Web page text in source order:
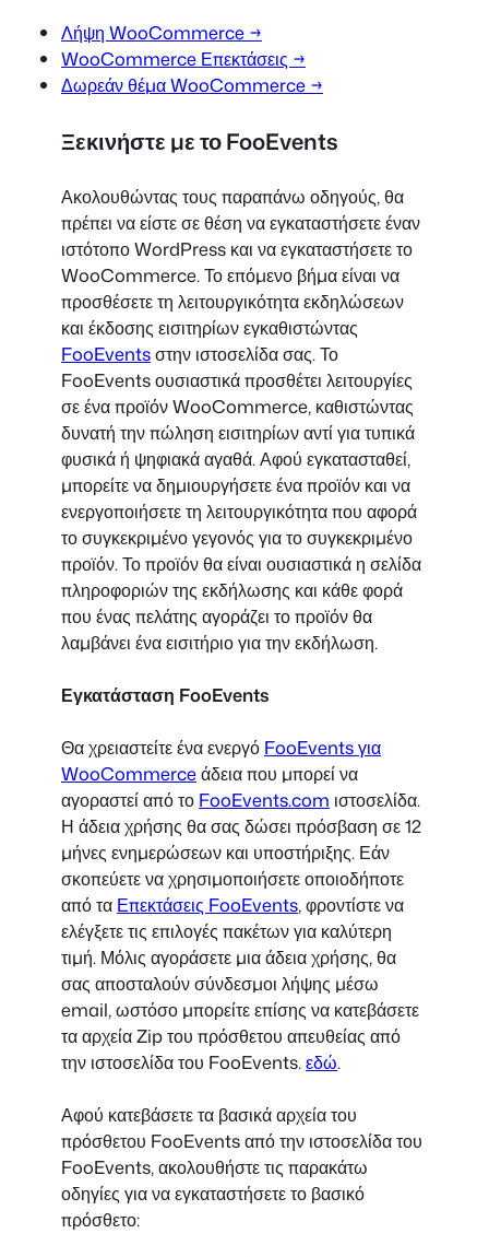
Λήψη WooCommerce →
WooCommerce Επεκτάσεις →
Δωρεάν θέμα WooCommerce →
Ξεκινήστε με το FooEvents
Ακολουθώντας τους παραπάνω οδηγούς, θα
πρέπει να είστε σε θέση να εγκαταστήσετε έναν
ιστότοπο WordPress και να εγκαταστήσετε το
WooCommerce. Το επόμενο βήμα είναι να
προσθέσετε τη λειτουργικότητα εκδηλώσεων
και έκδοσης εισιτηρίων εγκαθιστώντας
FooEventsστην ιστοσελίδα σας. Το
FooEvents ουσιαστικά προσθέτει λειτουργίες
σε ένα προϊόν WooCommerce, καθιστώντας
δυνατή την πώληση εισιτηρίων αντί για τυπικά
φυσικά ή ψηφιακά αγαθά. Αφού εγκατασταθεί,
μπορείτε να δημιουργήσετε ένα προϊόν και να
ενεργοποιήσετε τη λειτουργικότητα που αφορά
το συγκεκριμένο γεγονός για το συγκεκριμένο
προϊόν. Το προϊόν θα είναι ουσιαστικά η σελίδα
πληροφοριών της εκδήλωσης και κάθε φορά
που ένας πελάτης αγοράζει το προϊόν θα
λαμβάνει ένα εισιτήριο για την εκδήλωση.
Εγκατάσταση FooEvents
Θα χρειαστείτε ένα ενεργό FooEvents για
WooCommerceάδεια που μπορεί να
αγοραστεί από το FooEvents.com ιστοσελίδα.
Η άδεια χρήσης θα σας δώσει πρόσβαση σε 12
μήνες ενημερώσεων και υποστήριξης. Εάν
σκοπεύετε να χρησιμοποιήσετε οποιοδήποτε
από τα Επεκτάσεις FooEvents, φροντίστε να
ελέγξετε τις επιλογές πακέτων για καλύτερη
τιμή. Μόλις αγοράσετε μια άδεια χρήσης, θα
σας αποσταλούν σύνδεσμοι λήψης μέσω
email, ωστόσο μπορείτε επίσης να κατεβάσετε
τα αρχεία Zip του πρόσθετου απευθείας από
την ιστοσελίδα του FooEvents.εδώ.
Αφού κατεβάσετε τα βασικά αρχεία του
πρόσθετου FooEvents από την ιστοσελίδα του
FooEvents, ακολουθήστε τις παρακάτω
οδηγίες για να εγκαταστήσετε το βασικό
πρόσθετο: